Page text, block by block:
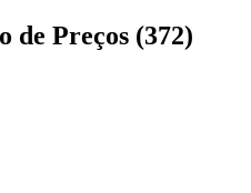
de Preços (372)